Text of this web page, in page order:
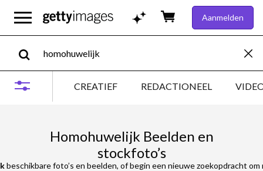
Aanmelden
CREATIEF REDACTIONEEL
Homohuwelijk Beelden en
stockfoto’s
beschikbare foto’s en beelden, of begin een nieuwe zoekopdracht om